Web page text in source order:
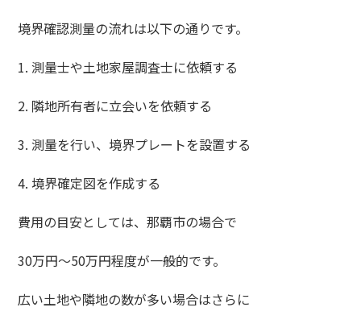
境界確認測量の流れは以下の通りです。
1. 測量士や土地家屋調査士に依頼する
2. 隣地所有者に立会いを依頼する
3. 測量を行い、境界プレートを設置する
4. 境界確定図を作成する
費用の目安としては、那覇市の場合で
30万円〜50万円程度が一般的です。
広い土地や隣地の数が多い場合はさらに